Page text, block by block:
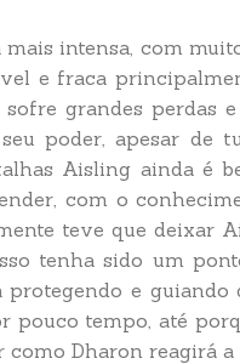
intensa, com
e fraca
grandes perdas
poder, apesar de
Aisling ainda é
com o
teve que deixar
tenha sido um
e
pouco tempo, até
como Dharon reagirá